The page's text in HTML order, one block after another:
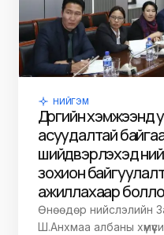
НИЙГЭМ
Дүүргийн
асуудалтай
шийдвэрлэхэд
зохион
ажиллахаар
Өнөөдөр нийслэлийн
Ш.Анхмаа албаны